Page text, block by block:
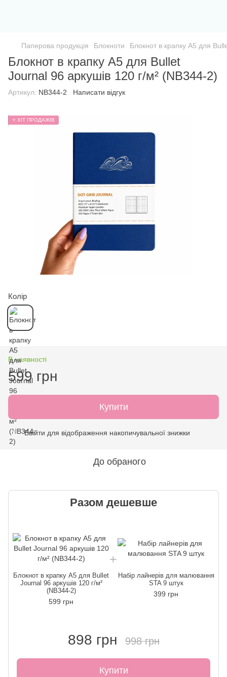
Паперова продукція Блокноти Блокнот в крапку А5 для
Блокнот в крапку А5 для Bullet
Journal 96 аркушів 120 г/м² (NB344-2)
Артикул: NB344-2 Написати відгук
⭐ ХІТ ПРОДАЖІВ
Колір
В наявності
599 грн
Купити
% Ввійти для відображення накопичувальної знижки
До обраного
Разом дешевше
Блокнот в крапку А5 для Bullet
Journal 96 аркушів 120 г/м²
(NB344-2)
599 грн
Набір лайнерів для малювання
STA 9 штук
399 грн
898 грн 998 грн
Купити